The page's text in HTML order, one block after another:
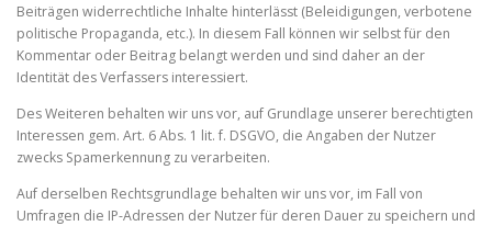
Beiträgen widerrechtliche Inhalte hinterlässt (Beleidigungen, verbotene
politische Propaganda, etc.). In diesem Fall können wir selbst für den
Kommentar oder Beitrag belangt werden und sind daher an der
Identität des Verfassers interessiert.
Des Weiteren behalten wir uns vor, auf Grundlage unserer berechtigten
Interessen gem. Art. 6 Abs. 1 lit. f. DSGVO, die Angaben der Nutzer
zwecks Spamerkennung zu verarbeiten.
Auf derselben Rechtsgrundlage behalten wir uns vor, im Fall von
Umfragen die IP-Adressen der Nutzer für deren Dauer zu speichern und